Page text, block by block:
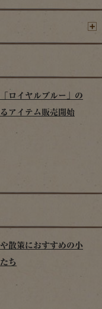
ロイヤルブルー」の
アイテム販売開始
散策におすすめの小
ち